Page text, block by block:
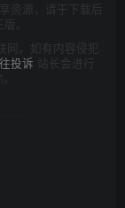
资源，请于下载后
。
。如有内容侵犯
投诉 站长会进行